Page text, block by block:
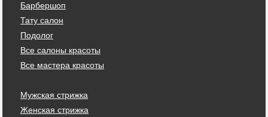
Барбершоп
Тату салон
Подолог
Все салоны красоты
Все мастера красоты
Мужская стрижка
Женская стрижка